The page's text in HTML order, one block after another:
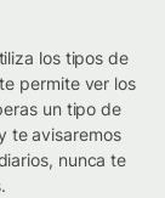
los tipos de
permite ver los
un tipo de
te avisaremos
nunca te